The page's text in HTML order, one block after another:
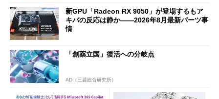
新GPU「Radeon RX 9050」が登場するもア
キバの反応は静か――2026年8月最新パーツ事
情
「創薬立国」復活への分岐点
AD（三菱総合研究所）